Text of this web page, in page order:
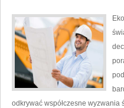
odkrywać współczesne